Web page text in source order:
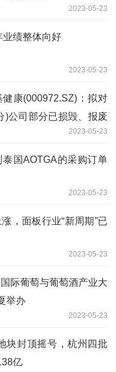
2023-05-23
业绩整体向好
2023-05-23
康(000972.SZ)：拟对
)公司部分已损毁、报废
2023-05-23
泰国AOTGA的采购订单
2023-05-23
，面板行业“新周期”已
2023-05-23
国际葡萄与葡萄酒产业大
举办
2023-05-23
块封顶摇号，杭州四批
亿